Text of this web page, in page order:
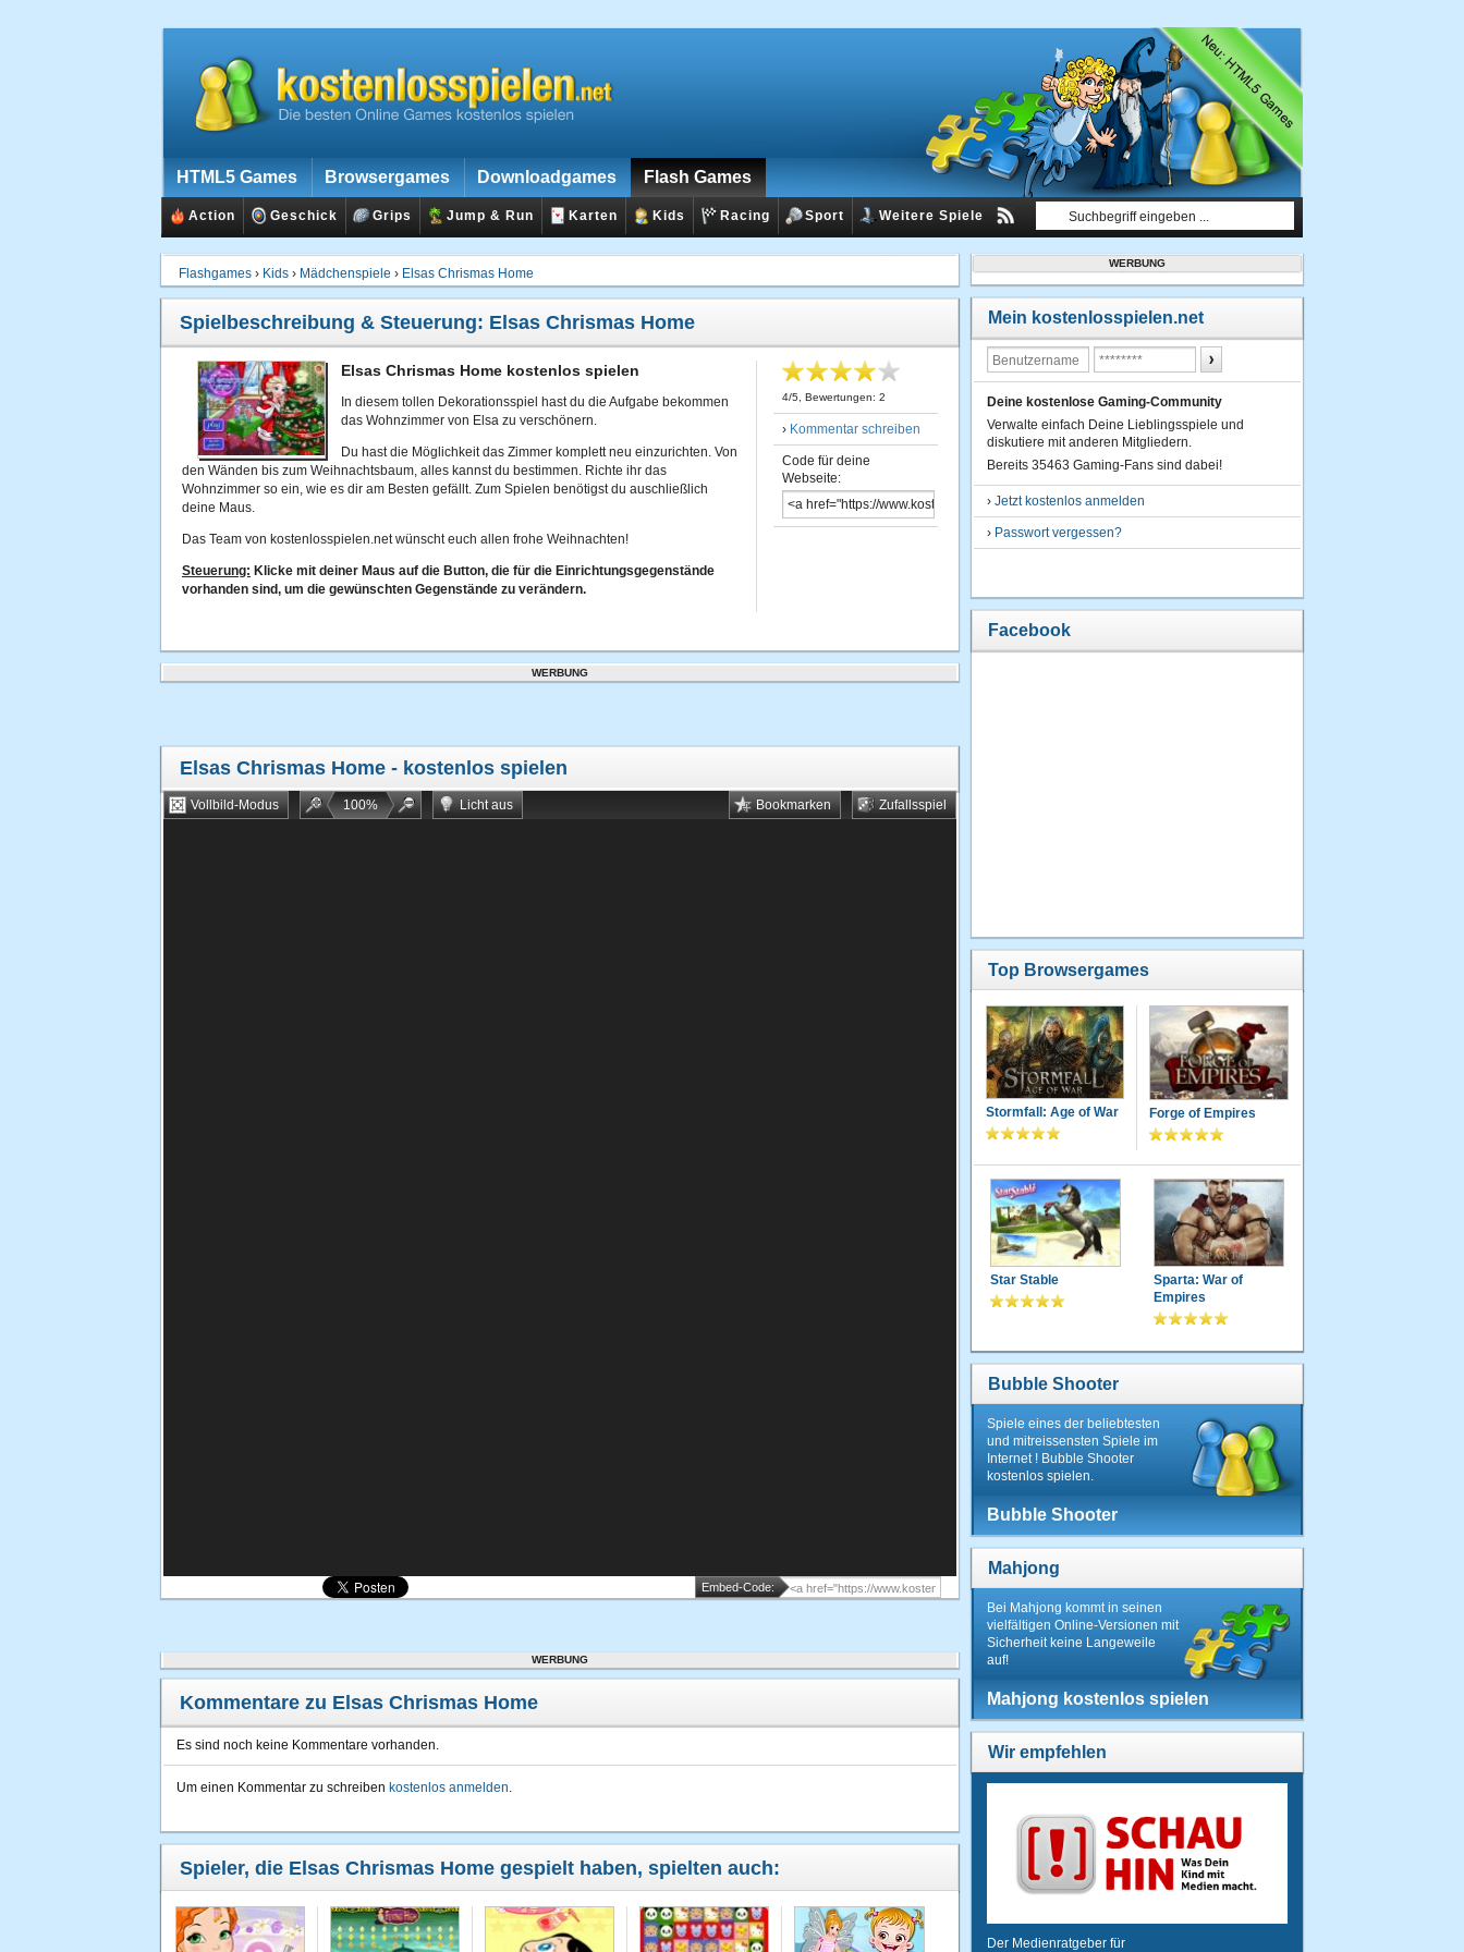
HTML5 Games Browsergames Downloadgames Flash Games
Action Geschick Grips Jump & Run Karten Kids Racing Sport Weitere Spiele
Flashgames › Kids › Mädchenspiele › Elsas Chrismas Home
Spielbeschreibung & Steuerung: Elsas Chrismas Home
Elsas Chrismas Home kostenlos spielen
In diesem tollen Dekorationsspiel hast du die Aufgabe bekommen
das Wohnzimmer von Elsa zu verschönern.
Du hast die Möglichkeit das Zimmer komplett neu einzurichten. Von
den Wänden bis zum Weihnachtsbaum, alles kannst du bestimmen. Richte ihr das
Wohnzimmer so ein, wie es dir am Besten gefällt. Zum Spielen benötigst du auschließlich
deine Maus.
Das Team von kostenlosspielen.net wünscht euch allen frohe Weihnachten!
Steuerung: Klicke mit deiner Maus auf die Button, die für die Einrichtungsgegenstände
vorhanden sind, um die gewünschten Gegenstände zu verändern.
4/5 , Bewertungen: 2
› Kommentar schreiben
Code für deine
Webseite:
WERBUNG
Elsas Chrismas Home - kostenlos spielen
Vollbild-Modus 100% Licht aus Zufallsspiel
Bookmarken
Embed-Code:
WERBUNG
Kommentare zu Elsas Chrismas Home
Es sind noch keine Kommentare vorhanden.
Um einen Kommentar zu schreiben kostenlos anmelden.
Spieler, die Elsas Chrismas Home gespielt haben, spielten auch:
WERBUNG
Mein kostenlosspielen.net
Deine kostenlose Gaming-Community
Verwalte einfach Deine Lieblingsspiele und
diskutiere mit anderen Mitgliedern.
Bereits 35463 Gaming-Fans sind dabei!
› Jetzt kostenlos anmelden
› Passwort vergessen?
Facebook
Top Browsergames
Stormfall: Age of War Forge of Empires
Star Stable
Sparta: War of
Empires
Bubble Shooter
Spiele eines der beliebtesten
und mitreissensten Spiele im
Internet ! Bubble Shooter
kostenlos spielen.
Bubble Shooter
Mahjong
Bei Mahjong kommt in seinen
vielfältigen Online-Versionen mit
Sicherheit keine Langeweile
auf!
Mahjong kostenlos spielen
Wir empfehlen
Der Medienratgeber für